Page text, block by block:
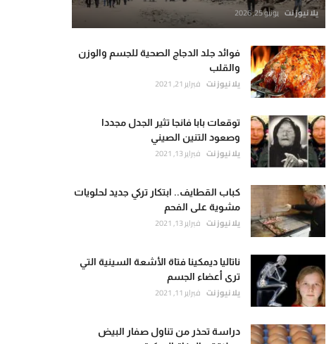
يلا نيوز نت يونيو 25, 2026
فوائد جلد الدجاج الصحية للجسم والوزن
والقلب
يلا نيوز نت فبراير 21, 2021
توقعات بابا فانجا تثير الجدل مجددا
وصعود التنين الصيني
يلا نيوز نت فبراير 13, 2021
كباب القطايف.. ابتكار تركي جديد لحلويات
مشوية على الفحم
يلا نيوز نت فبراير 13, 2021
ناتاليا ديمكينا فتاة الأشعة السينية التي
ترى أعضاء الجسم
يلا نيوز نت فبراير 11, 2021
دراسة تحذر من تناول صفار البيض